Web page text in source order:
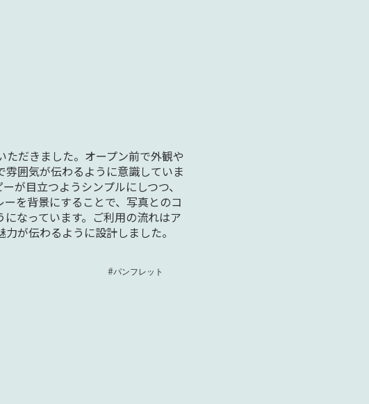
ただきました。オープン前で外観や
囲気が伝わるように意識していま
が目立つようシンプルにしつつ、
を背景にすることで、写真とのコ
なっています。ご利用の流れはア
が伝わるように設計しました。
#パンフレット